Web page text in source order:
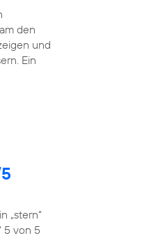
den
und
Ein
„stern“
5 von 5